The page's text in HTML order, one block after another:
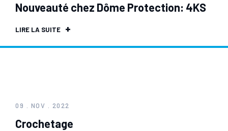
Nouveauté chez Dôme Protection: 4KS
LIRE LA SUITE
09 . NOV . 2022
Crochetage